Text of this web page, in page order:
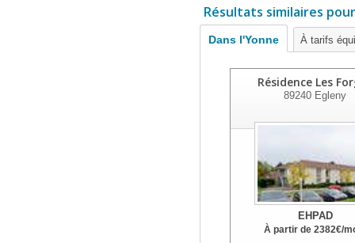
Résultats similaires
Dans l'Yonne À tarifs
Résidence Les
89240 Egleny
EHPAD
À partir de 2382€/